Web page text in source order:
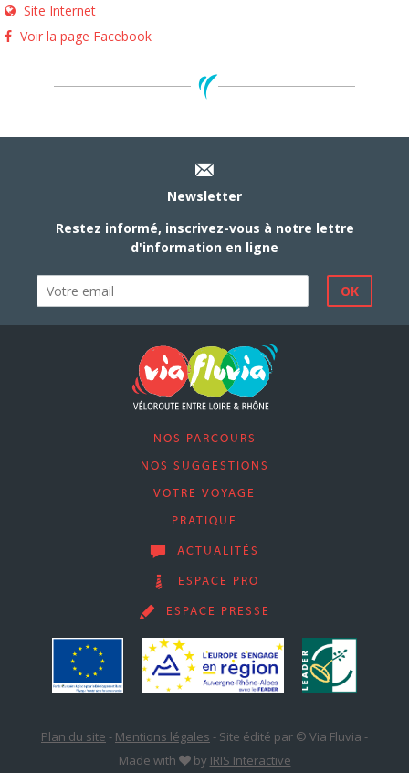
Site Internet
Voir la page Facebook
Newsletter
Restez informé, inscrivez-vous à notre lettre
d'information en ligne
NOS PARCOURS
NOS SUGGESTIONS
VOTRE VOYAGE
PRATIQUE
ACTUALITÉS
ESPACE PRO
ESPACE PRESSE
Plan du site - Mentions légales - Site édité par © Via Fluvia -
Made with
by IRIS Interactive